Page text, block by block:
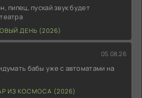
пипец, пускай звук будет
ДЕНЬ (2026)
05.08.26
бабы уже с автоматами на
ИЗ КОСМОСА (2026)